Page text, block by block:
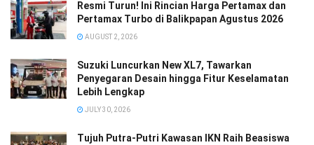
Resmi Turun! Ini Rincian Harga Pertamax dan
Pertamax Turbo di Balikpapan Agustus 2026
AUGUST 2, 2026
Suzuki Luncurkan New XL7, Tawarkan
Penyegaran Desain hingga Fitur Keselamatan
Lebih Lengkap
JULY 30, 2026
Tujuh Putra-Putri Kawasan IKN Raih Beasiswa